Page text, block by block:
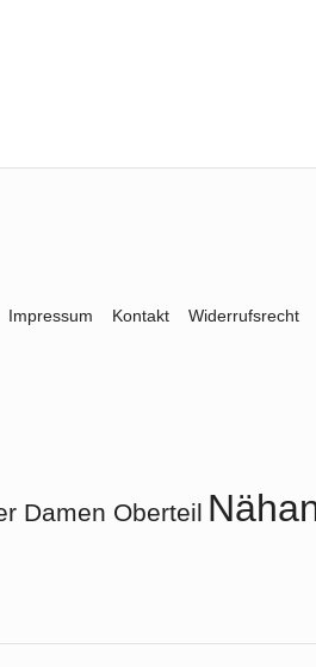
Impressum Kontakt Widerrufsrecht
Damen Oberteil